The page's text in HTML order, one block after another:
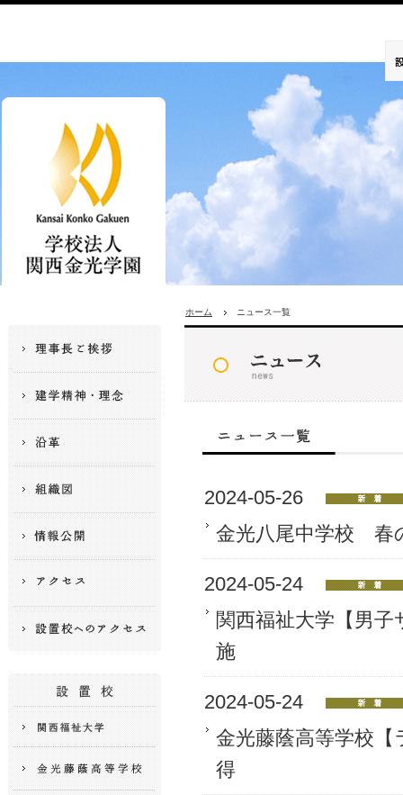
ホーム ニュース一覧
2024-05-26
金光八尾中学校 春
2024-05-24
関西福祉大学【男
施
2024-05-24
金光藤蔭高等学校
得